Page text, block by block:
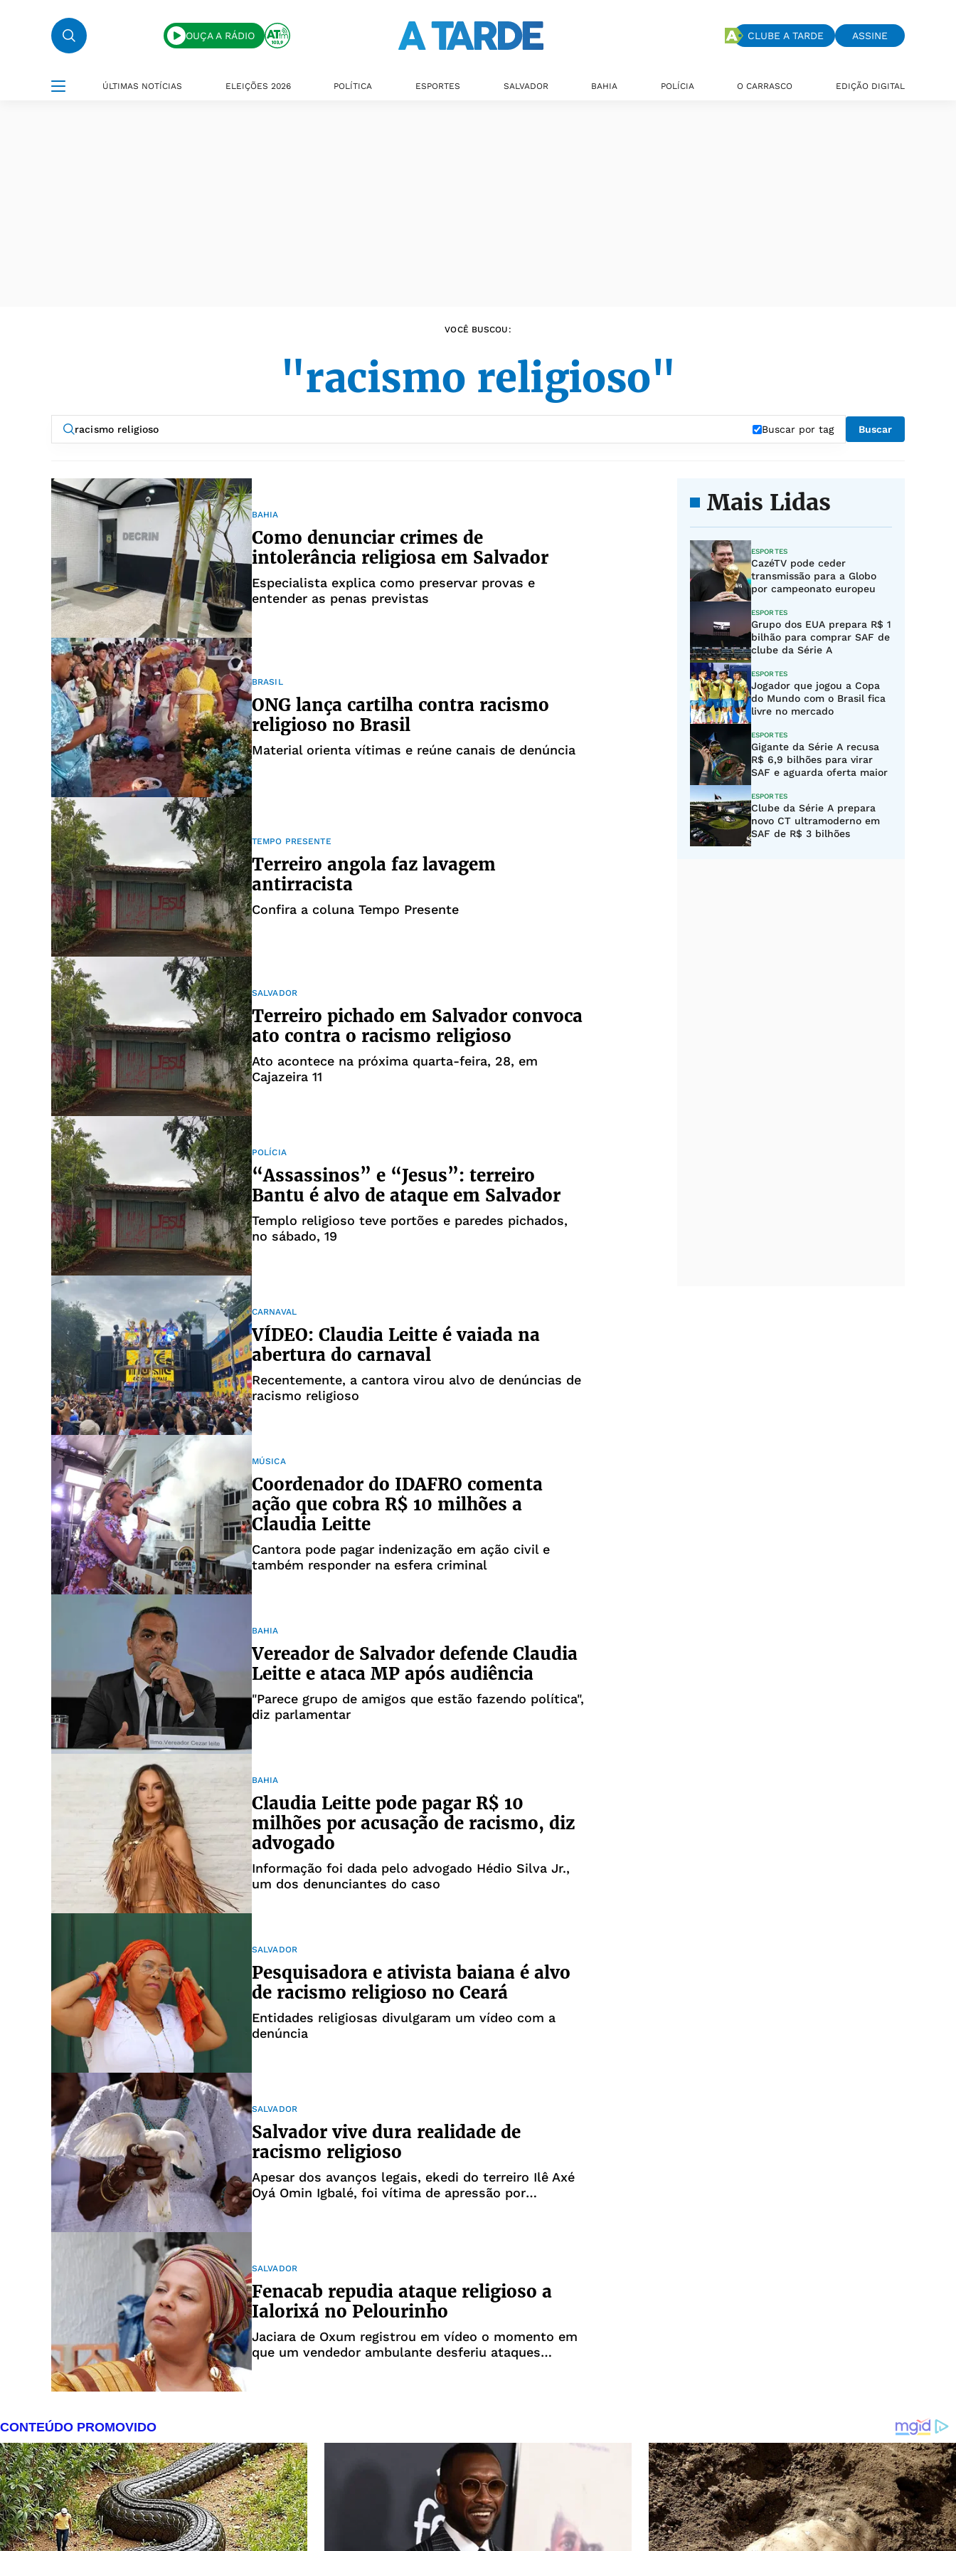
OUÇA A RÁDIO CLUBE A TARDE ASSINE
ÚLTIMAS NOTÍCIAS ELEIÇÕES 2026 POLÍTICA ESPORTES SALVADOR BAHIA POLÍCIA O CARRASCO EDIÇÃO DIGITAL
VOCÊ BUSCOU:
"racismo religioso"
Buscar por tag Buscar
BAHIA
Como denunciar crimes de
intolerância religiosa em Salvador
Especialista explica como preservar provas e
entender as penas previstas
BRASIL
ONG lança cartilha contra racismo
religioso no Brasil
Material orienta vítimas e reúne canais de denúncia
TEMPO PRESENTE
Terreiro angola faz lavagem
antirracista
Confira a coluna Tempo Presente
SALVADOR
Terreiro pichado em Salvador convoca
ato contra o racismo religioso
Ato acontece na próxima quarta-feira, 28, em
Cajazeira 11
POLÍCIA
“Assassinos” e “Jesus”: terreiro
Bantu é alvo de ataque em Salvador
Templo religioso teve portões e paredes pichados,
no sábado, 19
CARNAVAL
VÍDEO: Claudia Leitte é vaiada na
abertura do carnaval
Recentemente, a cantora virou alvo de denúncias de
racismo religioso
MÚSICA
Coordenador do IDAFRO comenta
ação que cobra R$ 10 milhões a
Claudia Leitte
Cantora pode pagar indenização em ação civil e
também responder na esfera criminal
BAHIA
Vereador de Salvador defende Claudia
Leitte e ataca MP após audiência
"Parece grupo de amigos que estão fazendo política",
diz parlamentar
BAHIA
Claudia Leitte pode pagar R$ 10
milhões por acusação de racismo, diz
advogado
Informação foi dada pelo advogado Hédio Silva Jr.,
um dos denunciantes do caso
SALVADOR
Pesquisadora e ativista baiana é alvo
de racismo religioso no Ceará
Entidades religiosas divulgaram um vídeo com a
denúncia
SALVADOR
Salvador vive dura realidade de
racismo religioso
Apesar dos avanços legais, ekedi do terreiro Ilê Axé
Oyá Omin Igbalé, foi vítima de apressão por
SALVADOR
Fenacab repudia ataque religioso a
Ialorixá no Pelourinho
Jaciara de Oxum registrou em vídeo o momento em
que um vendedor ambulante desferiu ataques
Mais Lidas
ESPORTES
CazéTV pode ceder
transmissão para a Globo
por campeonato europeu
ESPORTES
Grupo dos EUA prepara R$ 1
bilhão para comprar SAF de
clube da Série A
ESPORTES
Jogador que jogou a Copa
do Mundo com o Brasil fica
livre no mercado
ESPORTES
Gigante da Série A recusa
R$ 6,9 bilhões para virar
SAF e aguarda oferta maior
ESPORTES
Clube da Série A prepara
novo CT ultramoderno em
SAF de R$ 3 bilhões